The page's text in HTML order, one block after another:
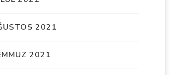
2021
2021